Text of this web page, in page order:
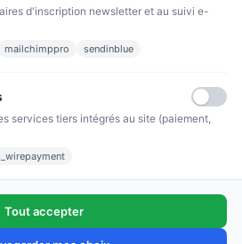
d'inscription newsletter et au suivi e-
mailchimppro sendinblue
services tiers intégrés au site (paiement,
Tout accepter